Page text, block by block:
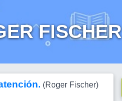
FISCHER
(Roger Fischer)